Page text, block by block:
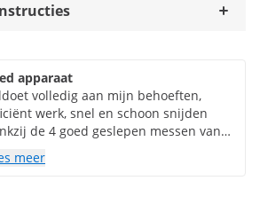
apparaat
volledig aan mijn behoeften,
werk, snel en schoon snijden
de 4 goed geslepen messen van
mengen mogelijk. De prijs-
meer